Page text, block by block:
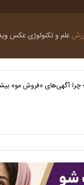
علم و تکنولوژی عکس
چرا آگهی‌های «فروش مو»